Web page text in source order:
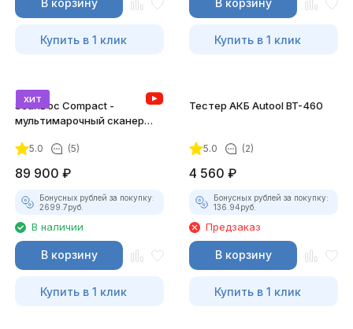
В корзину
Купить в 1 клик
В корзину
Купить в 1 клик
хит
ScanDoc Compact -
мультимарочный сканер
5.0 (5)
89 900 ₽
Бонусных рублей за покупку:
2699.7руб.
В наличии
В корзину
Купить в 1 клик
Тестер АКБ Autool BT-460
5.0 (2)
4 560 ₽
Бонусных рублей за покупку:
136.94руб.
Предзаказ
В корзину
Купить в 1 клик